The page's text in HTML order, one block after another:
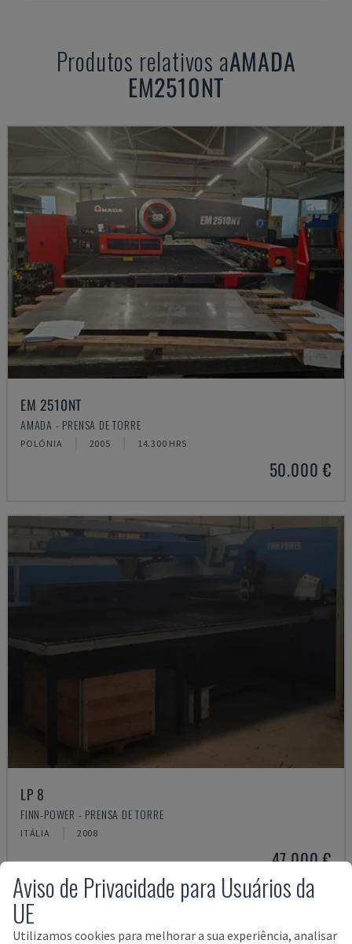
Produtos relativos aAMADA
EM2510NT
EM 2510NT
AMADA - PRENSA DE TORRE
POLÓNIA 2005 14.300 HRS
50.000 €
LP 8
FINN-POWER - PRENSA DE TORRE
ITÁLIA 2008
47.000 €
Aviso de Privacidade para Usuários da
UE
Utilizamos cookies para melhorar a sua experiência, analisar